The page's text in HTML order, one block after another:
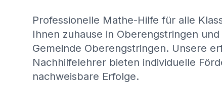
Professionelle Mathe-Hilfe für alle
Ihnen zuhause in Oberengstringen
Gemeinde Oberengstringen. Unsere
Nachhilfelehrer bieten individuelle
nachweisbare Erfolge.